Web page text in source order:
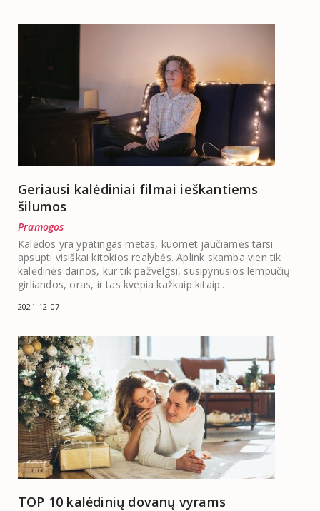
Geriausi kalėdiniai filmai ieškantiems
šilumos
Pramogos
Kalėdos yra ypatingas metas, kuomet jaučiamės tarsi
apsupti visiškai kitokios realybės. Aplink skamba vien tik
kalėdinės dainos, kur tik pažvelgsi, susipynusios lempučių
girliandos, oras, ir tas kvepia kažkaip kitaip...
2021-12-07
TOP 10 kalėdinių dovanų vyrams